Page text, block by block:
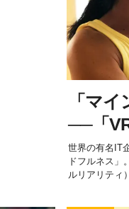
「マ
──「
世界の有名IT
ドフルネス」
ルリアリティ